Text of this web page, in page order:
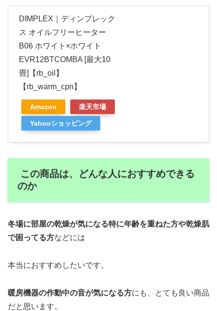
DIMPLEX｜ディンプレック
ス オイルフリーヒーター
B06 ホワイト×ホワイト
EVR12BTCOMBA [最大10
畳]【rb_oil】
【rb_warm_cpn】
Amazon 楽天市場
Yahooショッピング
この商品は、どんな人におすすめできる
のか
冬場に部屋の乾燥が気になる特に年齢を重ねた方や乾燥肌
で困ってる方などには
本当におすすめしたいです。
暖房機器の作動中の音が気になる方にも、とても良い商品
だと思います。